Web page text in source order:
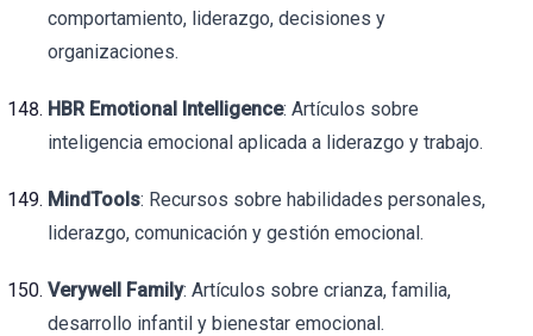
comportamiento, liderazgo, decisiones y
organizaciones.
HBR Emotional Intelligence: Artículos sobre
inteligencia emocional aplicada a liderazgo y trabajo.
MindTools: Recursos sobre habilidades personales,
liderazgo, comunicación y gestión emocional.
Verywell Family: Artículos sobre crianza, familia,
desarrollo infantil y bienestar emocional.